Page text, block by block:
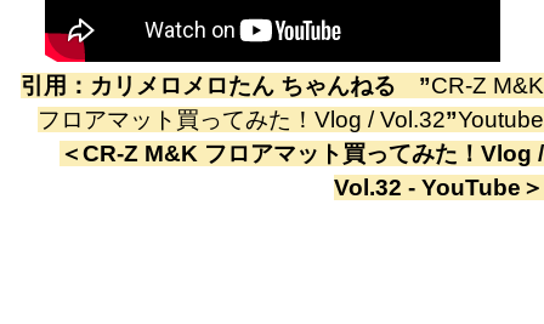
引用： カリメロメロたん ちゃんねる ”CR-Z M&K
フロアマット買ってみた！Vlog / Vol.32”Youtube
＜CR-Z M&K フロアマット買ってみた！Vlog /
Vol.32 - YouTube ＞